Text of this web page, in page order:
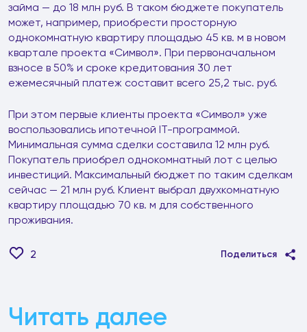
займа — до 18 млн руб. В таком бюджете покупатель
может, например, приобрести просторную
однокомнатную квартиру площадью 45 кв. м в новом
квартале проекта «Символ». При первоначальном
взносе в 50% и сроке кредитования 30 лет
ежемесячный платеж составит всего 25,2 тыс. руб.
При этом первые клиенты проекта «Символ» уже
воспользовались ипотечной IT-программой.
Минимальная сумма сделки составила 12 млн руб.
Покупатель приобрел однокомнатный лот с целью
инвестиций. Максимальный бюджет по таким сделкам
сейчас — 21 млн руб. Клиент выбрал двухкомнатную
квартиру площадью 70 кв. м для собственного
проживания.
2 Поделиться
Читать далее